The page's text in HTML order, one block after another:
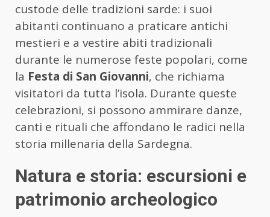
custode delle tradizioni sarde: i suoi
abitanti continuano a praticare antichi
mestieri e a vestire abiti tradizionali
durante le numerose feste popolari, come
la Festa di San Giovanni, che richiama
visitatori da tutta l’isola. Durante queste
celebrazioni, si possono ammirare danze,
canti e rituali che affondano le radici nella
storia millenaria della Sardegna.
Natura e storia: escursioni e
patrimonio archeologico